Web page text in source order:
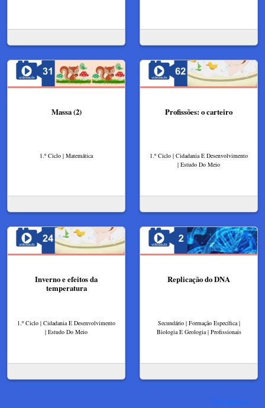
Massa (2)
1.º Ciclo | Matemática
Profissões: o carteiro
1.º Ciclo | Cidadania E Desenvolvimento
| Estudo Do Meio
Inverno e efeitos da
temperatura
1.º Ciclo | Cidadania E Desenvolvimento
| Estudo Do Meio
Replicação do DNA
Secundário | Formação Específica |
Biologia E Geologia | Profissionais
Ver mais